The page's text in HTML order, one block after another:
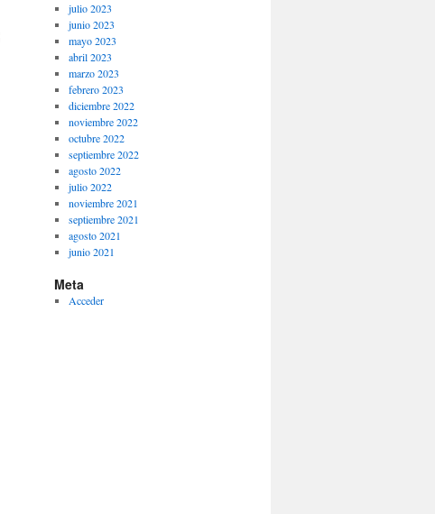
julio 2023
junio 2023
mayo 2023
abril 2023
marzo 2023
febrero 2023
diciembre 2022
noviembre 2022
octubre 2022
septiembre 2022
agosto 2022
julio 2022
noviembre 2021
septiembre 2021
agosto 2021
junio 2021
Meta
Acceder